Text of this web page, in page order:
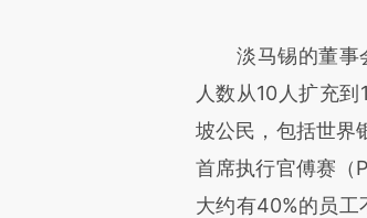
淡马锡的董事会
人数从10人扩充
坡公民，包括世界
首席执行官傅赛（
大约有40%的员工